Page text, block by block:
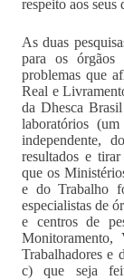
respeito aos seus
As duas
para os órgãos
problemas que
Real e
da Dhesca
laboratórios
independente,
resultados e
que os
e do Trabalho
especialistas de
e centros de
Trabalhadores e
c) que seja